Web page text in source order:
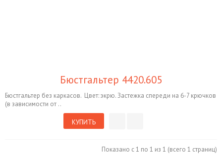
Бюстгальтер 4420.605
Бюстгальтер без каркасов. Цвет: экрю. Застежка спереди на 6-7 крючков
(в зависимости от ..
КУПИТЬ
Показано с 1 по 1 из 1 (всего 1 страниц)